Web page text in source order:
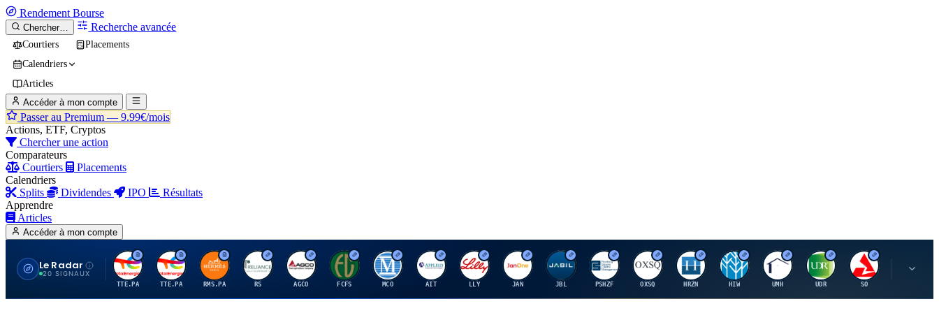
Rendement Bourse
Chercher… Recherche avancée
Courtiers
Placements
Calendriers
Articles
Accéder à mon compte
Passer au Premium — 9.99€/mois
Actions, ETF, Cryptos
Chercher une action
Comparateurs
Courtiers
Placements
Calendriers
Splits
Dividendes IPO
Résultats
Apprendre
Articles
Accéder à mon compte
Le Radar
20 SIGNAUX
T
TTE.PA
T
TTE.PA
H
RMS.PA
R
RS
A
AGCO
F
FCFS
M
MCO
A
AIT
E
LLY
J
JAN
J
JBL
P
PSHZF
O
OXSQ
H
HRZN
H
HIW
U
UMH
U
UDR
S
SO
S